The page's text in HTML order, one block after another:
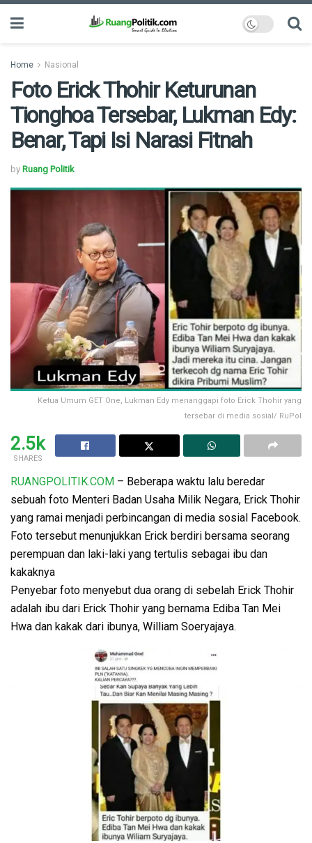
Home Nasional
Foto Erick Thohir Keturunan
Tionghoa Tersebar, Lukman Edy:
Benar, Tapi Isi Narasi Fitnah
by Ruang Politik
Ketua Umum GET One, Lukman Edy menanggapi foto Erick Thohir yang
tersebar di media sosial/ RuPol
2.5k
SHARES
RUANGPOLITIK.COM – Beberapa waktu lalu beredar
sebuah foto Menteri Badan Usaha Milik Negara, Erick Thohir
yang ramai menjadi perbincangan di media sosial Facebook.
Foto tersebut menunjukkan Erick berdiri bersama seorang
perempuan dan laki-laki yang tertulis sebagai ibu dan
kakaknya
Penyebar foto menyebut dua orang di sebelah Erick Thohir
adalah ibu dari Erick Thohir yang bernama Ediba Tan Mei
Hwa dan kakak dari ibunya, William Soeryajaya.